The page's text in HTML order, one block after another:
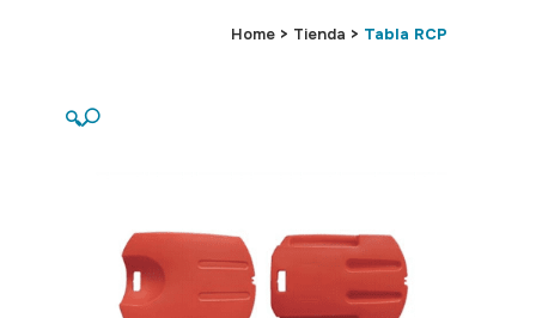
Home > Tienda > Tabla RCP
🔍